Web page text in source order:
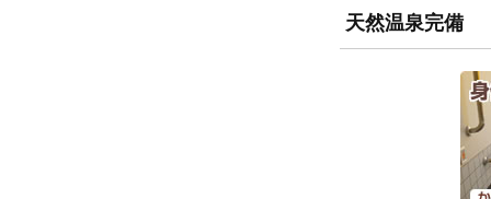
天然温泉完備